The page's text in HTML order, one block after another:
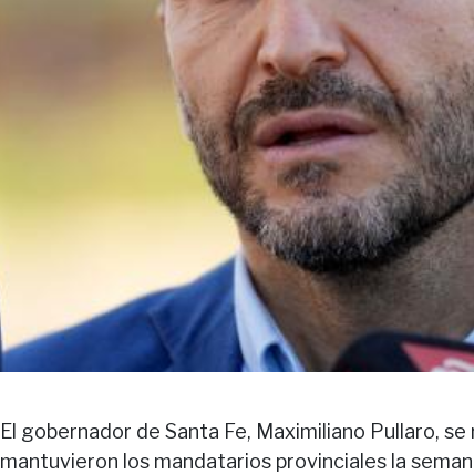
El gobernador de Santa Fe, Maximiliano Pullaro,
mantuvieron los mandatarios provinciales la